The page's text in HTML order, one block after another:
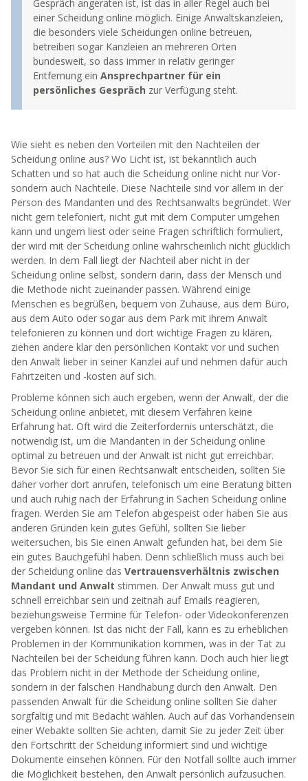
Gespräch angeraten ist, ist das in aller Regel auch bei
einer Scheidung online möglich. Einige Anwaltskanzleien,
die besonders viele Scheidungen online betreuen,
betreiben sogar Kanzleien an mehreren Orten
bundesweit, so dass immer in relativ geringer
Entfernung ein Ansprechpartner für ein
persönliches Gespräch zur Verfügung steht.
Wie sieht es neben den Vorteilen mit den Nachteilen der
Scheidung online aus? Wo Licht ist, ist bekanntlich auch
Schatten und so hat auch die Scheidung online nicht nur Vor-
sondern auch Nachteile. Diese Nachteile sind vor allem in der
Person des Mandanten und des Rechtsanwalts begründet. Wer
nicht gern telefoniert, nicht gut mit dem Computer umgehen
kann und ungern liest oder seine Fragen schriftlich formuliert,
der wird mit der Scheidung online wahrscheinlich nicht glücklich
werden. In dem Fall liegt der Nachteil aber nicht in der
Scheidung online selbst, sondern darin, dass der Mensch und
die Methode nicht zueinander passen. Während einige
Menschen es begrüßen, bequem von Zuhause, aus dem Büro,
aus dem Auto oder sogar aus dem Park mit ihrem Anwalt
telefonieren zu können und dort wichtige Fragen zu klären,
ziehen andere klar den persönlichen Kontakt vor und suchen
den Anwalt lieber in seiner Kanzlei auf und nehmen dafür auch
Fahrtzeiten und -kosten auf sich.
Probleme können sich auch ergeben, wenn der Anwalt, der die
Scheidung online anbietet, mit diesem Verfahren keine
Erfahrung hat. Oft wird die Zeiterfordernis unterschätzt, die
notwendig ist, um die Mandanten in der Scheidung online
optimal zu betreuen und der Anwalt ist nicht gut erreichbar.
Bevor Sie sich für einen Rechtsanwalt entscheiden, sollten Sie
daher vorher dort anrufen, telefonisch um eine Beratung bitten
und auch ruhig nach der Erfahrung in Sachen Scheidung online
fragen. Werden Sie am Telefon abgespeist oder haben Sie aus
anderen Gründen kein gutes Gefühl, sollten Sie lieber
weitersuchen, bis Sie einen Anwalt gefunden hat, bei dem Sie
ein gutes Bauchgefühl haben. Denn schließlich muss auch bei
der Scheidung online das Vertrauensverhältnis zwischen
Mandant und Anwalt stimmen. Der Anwalt muss gut und
schnell erreichbar sein und zeitnah auf Emails reagieren,
beziehungsweise Termine für Telefon- oder Videokonferenzen
vergeben können. Ist das nicht der Fall, kann es zu erheblichen
Problemen in der Kommunikation kommen, was in der Tat zu
Nachteilen bei der Scheidung führen kann. Doch auch hier liegt
das Problem nicht in der Methode der Scheidung online,
sondern in der falschen Handhabung durch den Anwalt. Den
passenden Anwalt für die Scheidung online sollten Sie daher
sorgfältig und mit Bedacht wählen. Auch auf das Vorhandensein
einer Webakte sollten Sie achten, damit Sie zu jeder Zeit über
den Fortschritt der Scheidung informiert sind und wichtige
Dokumente einsehen können. Für den Notfall sollte auch immer
die Möglichkeit bestehen, den Anwalt persönlich aufzusuchen.